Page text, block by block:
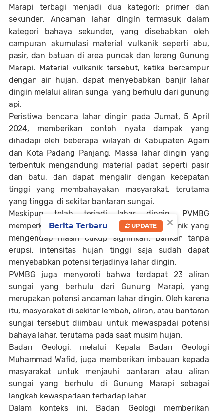
Marapi terbagi menjadi dua kategori: primer dan
sekunder. Ancaman lahar dingin termasuk dalam
kategori bahaya sekunder, yang disebabkan oleh
campuran akumulasi material vulkanik seperti abu,
pasir, dan batuan di area puncak dan lereng Gunung
Marapi. Material vulkanik tersebut, ketika bercampur
dengan air hujan, dapat menyebabkan banjir lahar
dingin melalui aliran sungai yang berhulu dari gunung
api.
Peristiwa bencana lahar dingin pada Jumat, 5 April
2024, memberikan contoh nyata dampak yang
dihadapi oleh beberapa wilayah di Kabupaten Agam
dan Kota Padang Panjang. Massa lahar dingin yang
terbentuk mengandung material padat seperti pasir
dan batu, dan dapat mengalir dengan kecepatan
tinggi yang membahayakan masyarakat, terutama
yang tinggal di sekitar bantaran sungai.
Meskipun telah terjadi lahar dingin, PVMBG
memperkirakan bahwa volume material vulkanik yang
mengendap masih cukup signifikan. Bahkan tanpa
erupsi, intensitas hujan tinggi saja sudah dapat
menyebabkan potensi terjadinya lahar dingin.
PVMBG juga menyoroti bahwa terdapat 23 aliran
sungai yang berhulu dari Gunung Marapi, yang
merupakan potensi ancaman lahar dingin. Oleh karena
itu, masyarakat di sekitar lembah, aliran, atau bantaran
sungai tersebut diimbau untuk mewaspadai potensi
bahaya lahar, terutama pada saat musim hujan.
Badan Geologi, melalui Kepala Badan Geologi
Muhammad Wafid, juga memberikan imbauan kepada
masyarakat untuk menjauhi bantaran atau aliran
sungai yang berhulu di Gunung Marapi sebagai
langkah kewaspadaan terhadap lahar.
Dalam konteks ini, Badan Geologi memberikan
×
Berita Terbaru UPDATE